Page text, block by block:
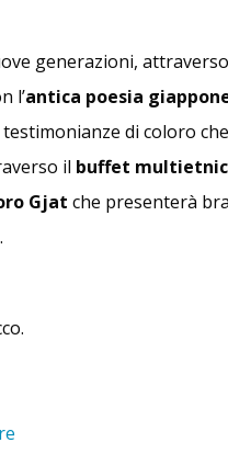
generazioni,
l’antica poesia
di coloro
il buffet
Gjat che presenterà